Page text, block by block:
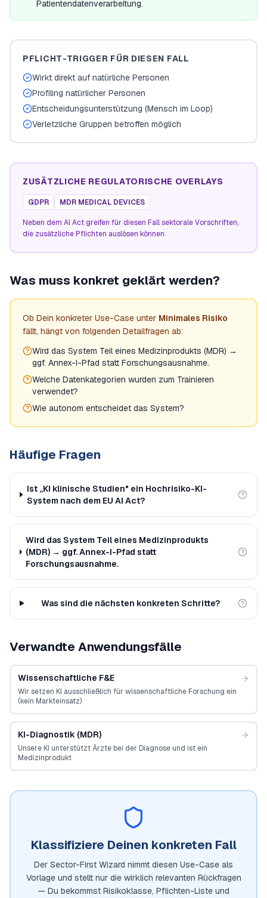
Patientendatenverarbeitung.
PFLICHT-TRIGGER FÜR DIESEN FALL
Wirkt direkt auf natürliche Personen
Profiling natürlicher Personen
Entscheidungsunterstützung (Mensch im Loop)
Verletzliche Gruppen betroffen möglich
ZUSÄTZLICHE REGULATORISCHE OVERLAYS
GDPR MDR MEDICAL DEVICES
Neben dem AI Act greifen für diesen Fall sektorale Vorschriften,
die zusätzliche Pflichten auslösen können.
Was muss konkret geklärt werden?
Ob Dein konkreter Use-Case unter Minimales Risiko
fällt, hängt von folgenden Detailfragen ab:
Wird das System Teil eines Medizinprodukts (MDR) →
ggf. Annex-I-Pfad statt Forschungsausnahme.
Welche Datenkategorien wurden zum Trainieren
verwendet?
Wie autonom entscheidet das System?
Häufige Fragen
Ist „KI klinische Studien" ein Hochrisiko-KI-
System nach dem EU AI Act?
Wird das System Teil eines Medizinprodukts
(MDR) → ggf. Annex-I-Pfad statt
Forschungsausnahme.
Was sind die nächsten konkreten Schritte?
Verwandte Anwendungsfälle
Wissenschaftliche F&E
Wir setzen KI ausschließlich für wissenschaftliche Forschung ein
(kein Markteinsatz)
KI-Diagnostik (MDR)
Unsere KI unterstützt Ärzte bei der Diagnose und ist ein
Medizinprodukt
Klassifiziere Deinen konkreten Fall
Der Sector-First Wizard nimmt diesen Use-Case als
Vorlage und stellt nur die wirklich relevanten Rückfragen
— Du bekommst Risikoklasse, Pflichten-Liste und